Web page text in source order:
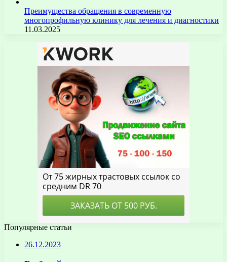
Преимущества обращения в современную
многопрофильную клинику для лечения и диагностики
11.03.2025
Популярные статьи
26.12.2023